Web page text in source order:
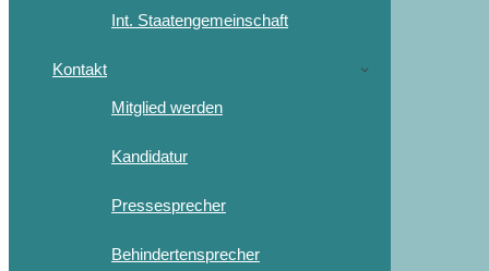
Int. Staatengemeinschaft
Kontakt
Mitglied werden
Kandidatur
Pressesprecher
Behindertensprecher